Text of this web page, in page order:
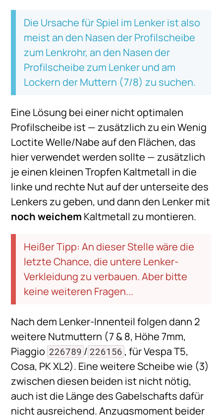
Die Ursache für Spiel im Lenker ist also
meist an den Nasen der Profilscheibe
zum Lenkrohr, an den Nasen der
Profilscheibe zum Lenker und am
Lockern der Muttern (7/8) zu suchen.
Eine Lösung bei einer nicht optimalen
Profilscheibe ist — zusätzlich zu ein Wenig
Loctite Welle/Nabe auf den Flächen, das
hier verwendet werden sollte — zusätzlich
je einen kleinen Tropfen Kaltmetall in die
linke und rechte Nut auf der unterseite des
Lenkers zu geben, und dann den Lenker mit
noch weichem Kaltmetall zu montieren.
Heißer Tipp: An dieser Stelle wäre die
letzte Chance, die untere Lenker-
Verkleidung zu verbauen. Aber bitte
keine weiteren Fragen...
Nach dem Lenker-Innenteil folgen dann 2
weitere Nutmuttern (7 & 8, Höhe 7mm,
Piaggio 226789 / 226156 , für Vespa T5,
Cosa, PK XL2). Eine weitere Scheibe wie (3)
zwischen diesen beiden ist nicht nötig,
auch ist die Länge des Gabelschafts dafür
nicht ausreichend. Anzugsmoment beider